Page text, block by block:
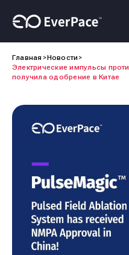
Главная
Новости
Электрические импульсы
получила одобрение в Китае